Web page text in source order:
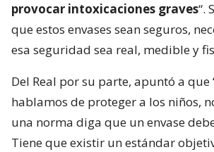
provocar intoxicaciones graves“.
que estos envases sean seguros,
esa seguridad sea real, medible y
Del Real por su parte, apuntó a que
hablamos de proteger a los niños,
una norma diga que un envase
Tiene que existir un estándar